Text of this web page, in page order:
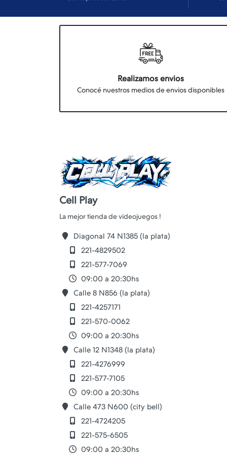
Realizamos envios
Conocé nuestros medios de envios disponibles
Cell Play
Diagonal 74 N1385 (la plata)
221-4829502
221-577-7069
09:00 a 20:30hs
Calle 8 N856 (la plata)
221-4257171
221-570-0062
09:00 a 20:30hs
Calle 12 N1348 (la plata)
221-4276999
221-577-7105
09:00 a 20:30hs
Calle 473 N600 (city bell)
221-4724205
221-575-6505
09:00 a 20:30hs